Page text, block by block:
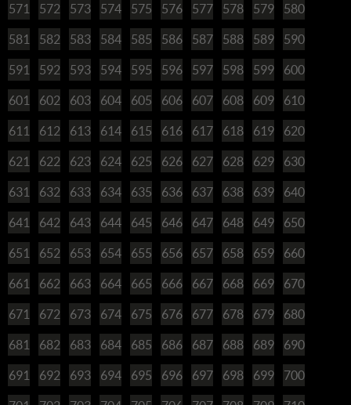
571 572 573 574 575 576 577 578 579 580
581 582 583 584 585 586 587 588 589 590
591 592 593 594 595 596 597 598 599 600
601 602 603 604 605 606 607 608 609 610
611 612 613 614 615 616 617 618 619 620
621 622 623 624 625 626 627 628 629 630
631 632 633 634 635 636 637 638 639 640
641 642 643 644 645 646 647 648 649 650
651 652 653 654 655 656 657 658 659 660
661 662 663 664 665 666 667 668 669 670
671 672 673 674 675 676 677 678 679 680
681 682 683 684 685 686 687 688 689 690
691 692 693 694 695 696 697 698 699 700